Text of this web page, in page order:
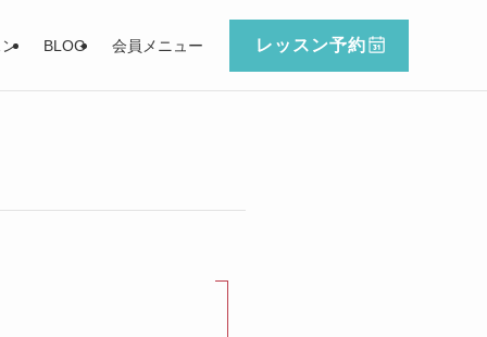
BLOG 会員メニュー レッスン予約